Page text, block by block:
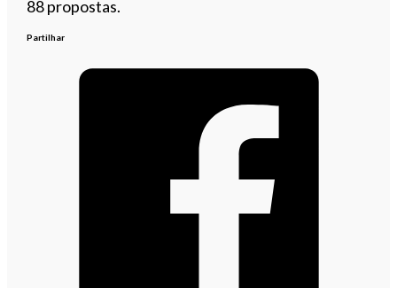
88 propostas.
Partilhar